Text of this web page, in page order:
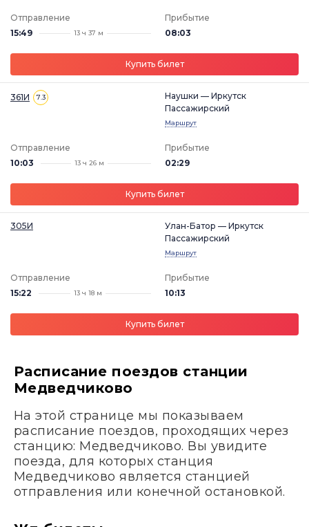
Отправление
15:49
13 ч 37 м
Прибытие
08:03
Купить билет
361И 7.3
Наушки — Иркутск
Пассажирский
Маршрут
Отправление
10:03
13 ч 26 м
Прибытие
02:29
Купить билет
305И
Улан-Батор — Иркутск
Пассажирский
Маршрут
Отправление
15:22
13 ч 18 м
Прибытие
10:13
Купить билет
Расписание поездов станции
Медведчиково
На этой странице мы показываем
расписание поездов, проходящих через
станцию: Медведчиково. Вы увидите
поезда, для которых станция
Медведчиково является станцией
отправления или конечной остановкой.